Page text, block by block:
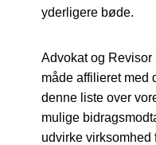
yderligere bøde.
Advokat og Revisor
måde affilieret med
denne liste over
mulige
udvirke